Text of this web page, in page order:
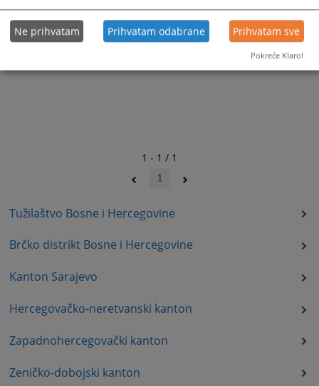
Tužilaštvo Bosne i Hercegovine
Brčko distrikt Bosne i Hercegovine
Kanton Sarajevo
Hercegovačko-neretvanski kanton
Zapadnohercegovački kanton
Zeničko-dobojski kanton
1 - 1 / 1
1
Ne prihvatam Prihvatam odabrane Prihvatam sve
Pokreće Klaro!